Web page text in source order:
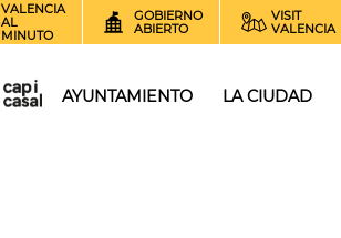
VALENCIA
AL
MINUTO
GOBIERNO
ABIERTO
VISIT
VALENCIA
AYUNTAMIENTO LA CIUDAD